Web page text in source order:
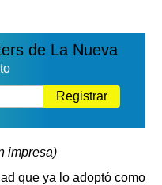
de urgencia
de La Nueva
Registrar
impresa)
que ya lo adoptó como